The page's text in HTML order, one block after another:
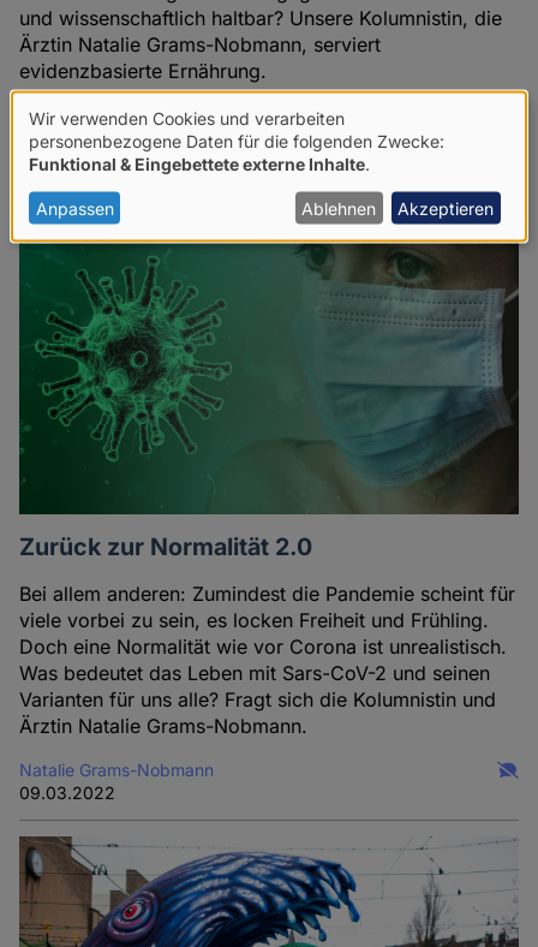
und wissenschaftlich haltbar? Unsere Kolumnistin, die
Ärztin Natalie Grams-Nobmann, serviert
evidenzbasierte Ernährung.
Natalie Grams-Nobmann
31.03.2022
Zurück zur Normalität 2.0
Bei allem anderen: Zumindest die Pandemie scheint für
viele vorbei zu sein, es locken Freiheit und Frühling.
Doch eine Normalität wie vor Corona ist unrealistisch.
Was bedeutet das Leben mit Sars-CoV-2 und seinen
Varianten für uns alle? Fragt sich die Kolumnistin und
Ärztin Natalie Grams-Nobmann.
Natalie Grams-Nobmann
09.03.2022
Verwendung
von
personenbezogenen
Daten
Cookies
Wir verwenden Cookies und verarbeiten
personenbezogene Daten für die folgenden Zwecke:
Funktional & Eingebettete externe Inhalte.
Anpassen Ablehnen Akzeptieren